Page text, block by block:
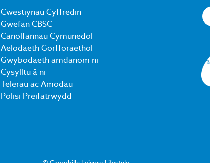
Cwestiynau Cyffredin
Gwefan CBSC
Canolfannau Cymunedol
Aelodaeth Gorfforaethol
Gwybodaeth amdanom ni
Cysylltu â ni
Telerau ac Amodau
Polisi Preifatrwydd